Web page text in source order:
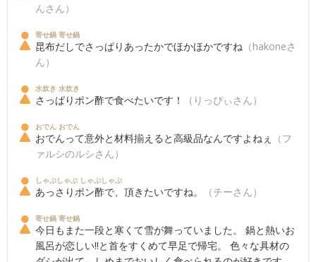
んさん）
寄せ鍋 寄せ鍋
昆布だしでさっぱりあったかでほかほかですね （hakoneさ
ん）
水炊き 水炊き
さっぱりポン酢で食べたいです！ （りっぴぃさん）
おでん おでん
おでんって意外と材料揃えると高級品なんですよねぇ
（フ
ァルシのルシさん）
しゃぶしゃぶ しゃぶしゃぶ
あっさりポン酢で、頂きたいですね。 （チーさん）
寄せ鍋 寄せ鍋
今日もまた一段と寒くて雪が舞っていました。 鍋と熱いお
風呂が恋しい!!と首をすくめて早足で帰宅。 色々な具材の